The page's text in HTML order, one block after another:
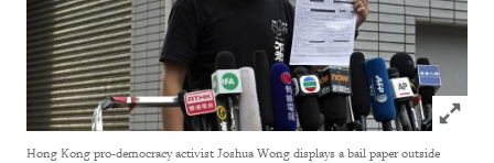
Click to
Hong Kong pro-democracy activist Joshua Wong displays a bail paper outside